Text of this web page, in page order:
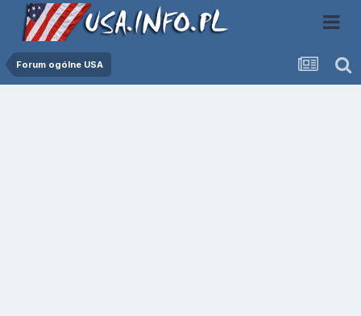
Forum ogólne USA